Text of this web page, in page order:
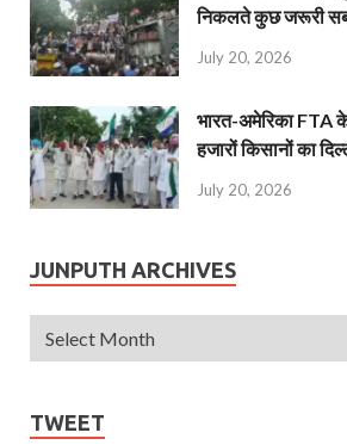
निकलते कुछ जरूरी
July 20, 2026
भारत-अमेरिका FTA
हजारों किसानों का
July 20, 2026
JUNPUTH ARCHIVES
TWEET